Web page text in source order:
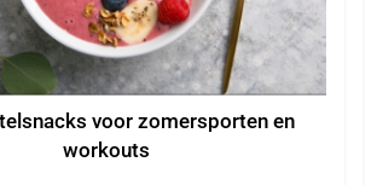
voor zomersporten en
workouts